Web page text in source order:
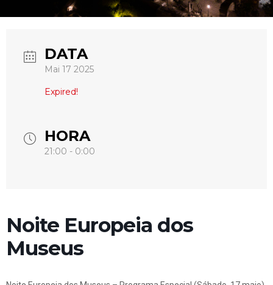
DATA
Mai 17 2025
Expired!
HORA
21:00 - 0:00
Noite Europeia dos
Museus